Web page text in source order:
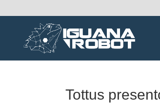
Tottus